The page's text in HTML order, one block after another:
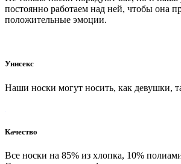
постоянно работаем над ней, чтобы она
положительные эмоции.
Унисекс
Наши носки могут носить, как девушки,
Качество
Все носки на 85% из хлопка, 10%